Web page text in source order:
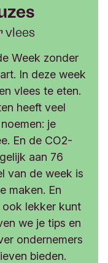
vlees
Week zonder
In deze week
vlees te eten.
heeft veel
je
En de CO2-
aan 76
van de week is
maken. En
ook lekker kunt
we je tips en
ondernemers
bieden.